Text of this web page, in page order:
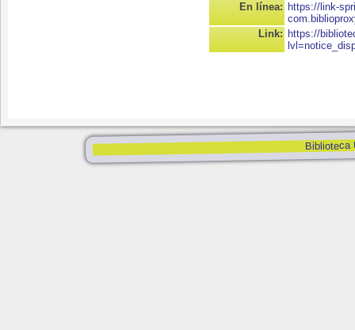
En línea: https://link-
Link: https://
Biblioteca